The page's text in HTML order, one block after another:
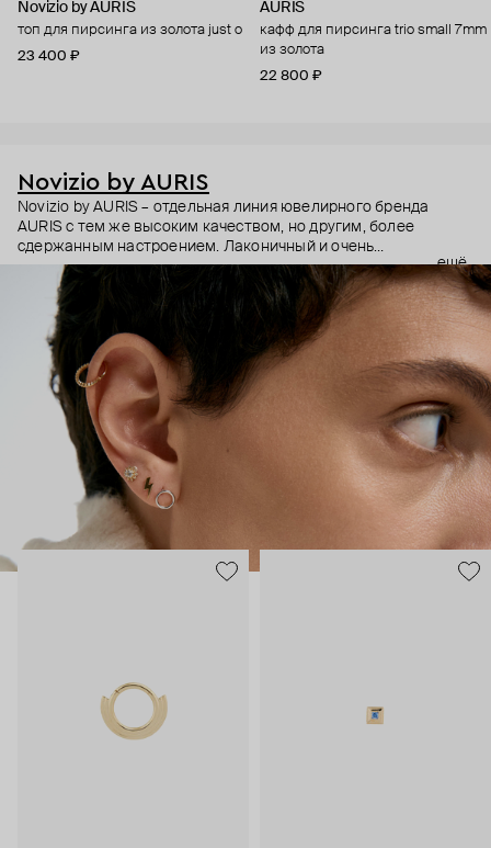
Novizio by AURIS
топ для пирсинга из золота just o
23 400 ₽
AURIS
кафф для пирсинга trio small 7mm
из золота
22 800 ₽
Novizio by AURIS
Novizio by AURIS – отдельная линия ювелирного бренда
AURIS с тем же высоким качеством, но другим, более
сдержанным настроением. Лаконичный и очень
ненавязчивый дизайн, качественные материалы и высокие
технологии производства – этот пирсинг становится
практически продолжением тела, так, чтобы носить было
безопасно и комфортно в любой ситуации.
ещё